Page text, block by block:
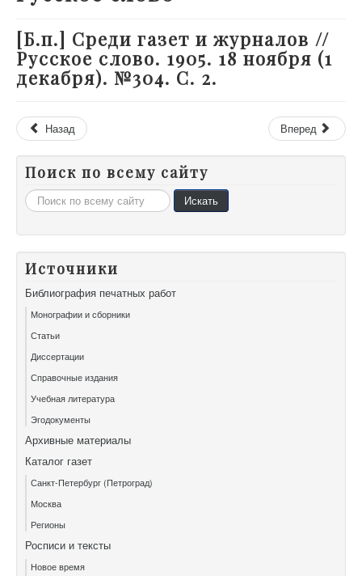
[Б.п.] Среди газет и журналов //
Русское слово. 1905. 18 ноября (1
декабря). №304. С. 2.
Назад Вперед
Поиск по всему сайту
Искать... Искать
Источники
Библиография печатных работ
Монографии и сборники
Статьи
Диссертации
Справочные издания
Учебная литература
Эгодокументы
Архивные материалы
Каталог газет
Санкт-Петербург (Петроград)
Москва
Регионы
Росписи и тексты
Новое время